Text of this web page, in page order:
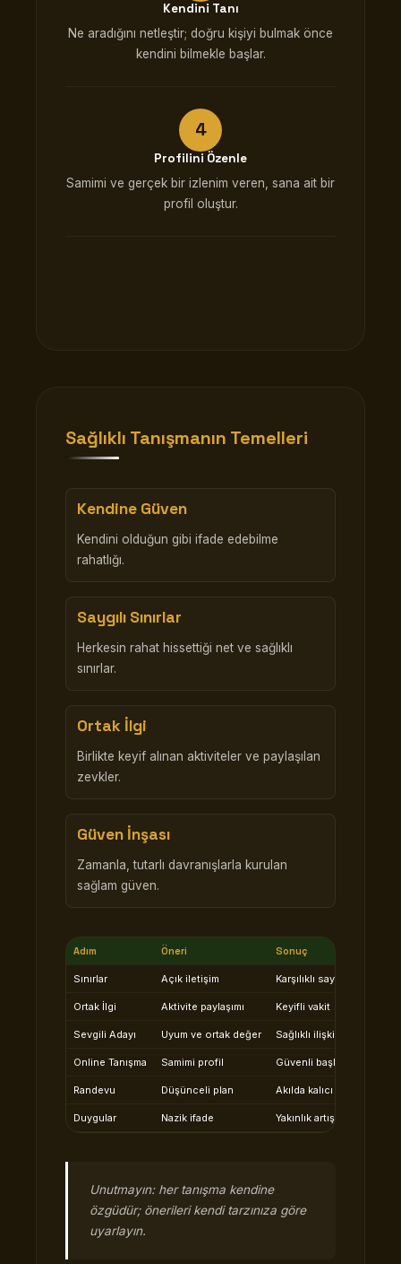
Kendini Tanı
Ne aradığını netleştir; doğru kişiyi bulmak önce
kendini bilmekle başlar.
Profilini Özenle
Samimi ve gerçek bir izlenim veren, sana ait bir
profil oluştur.
Sağlıklı Tanışmanın Temelleri
Kendine Güven
Kendini olduğun gibi ifade edebilme
rahatlığı.
Saygılı Sınırlar
Herkesin rahat hissettiği net ve sağlıklı
sınırlar.
Ortak İlgi
Birlikte keyif alınan aktiviteler ve paylaşılan
zevkler.
Güven İnşası
Zamanla, tutarlı davranışlarla kurulan
sağlam güven.
Adım Öneri Sonuç
Sınırlar Açık iletişim Karşılıklı saygı
Ortak İlgi Aktivite paylaşımı Keyifli vakit
Sevgili Adayı Uyum ve ortak değer Sağlıklı ilişki
Online Tanışma Samimi profil Güvenli başlangıç
Randevu Düşünceli plan Akılda kalıcı an
Duygular Nazik ifade Yakınlık artışı
Unutmayın: her tanışma kendine
özgüdür; önerileri kendi tarzınıza göre
uyarlayın.